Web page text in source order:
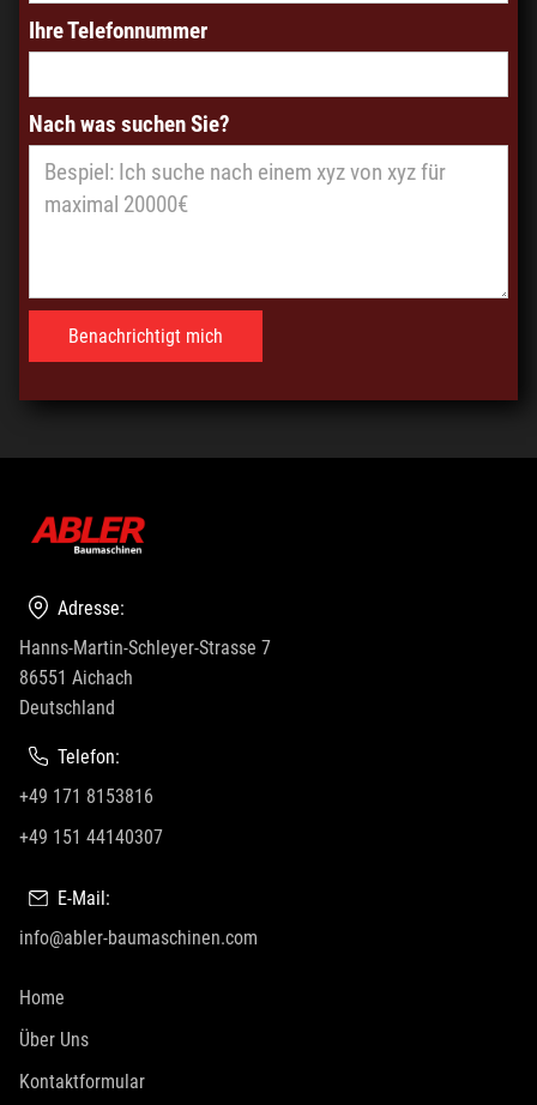
Ihre Telefonnummer
Nach was suchen Sie?
Adresse:
Hanns-Martin-Schleyer-Strasse 7
86551 Aichach
Deutschland
Telefon:
+49 171 8153816
+49 151 44140307
E-Mail:
info@abler-baumaschinen.com
Home
Über Uns
Kontaktformular